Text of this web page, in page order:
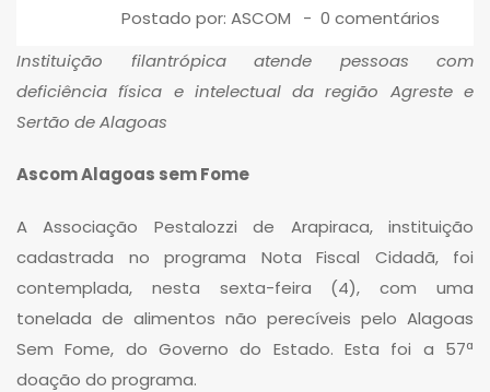
Postado por: ASCOM
0 comentários
Instituição filantrópica atende pessoas com
deficiência física e intelectual da região Agreste e
Sertão de Alagoas
Ascom Alagoas sem Fome
A Associação Pestalozzi de Arapiraca, instituição
cadastrada no programa Nota Fiscal Cidadã, foi
contemplada, nesta sexta-feira (4), com uma
tonelada de alimentos não perecíveis pelo Alagoas
Sem Fome, do Governo do Estado. Esta foi a 57ª
doação do programa.